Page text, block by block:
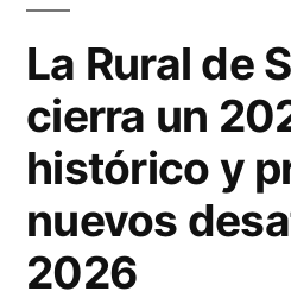
La Rural de
cierra un
histórico y
nuevos
2026